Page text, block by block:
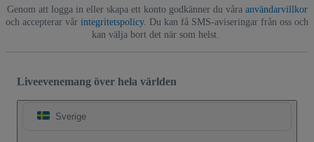
Genom att logga in eller skapa ett konto godkänner du våra användarvillkor
och accepterar vår integritetspolicy. Du kan få SMS-aviseringar från oss och
kan välja bort det när som helst.
Liveevenemang över hela världen
Sverige